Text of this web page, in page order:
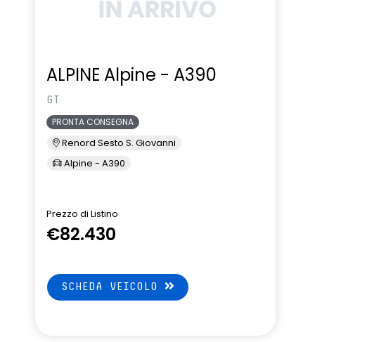
ALPINE Alpine - A390
GT
PRONTA CONSEGNA
Renord Sesto S. Giovanni
Alpine - A390
Prezzo di Listino
€82.430
SCHEDA VEICOLO